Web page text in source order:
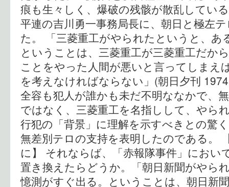
痕も生々しく、爆破の残骸が散乱してい
平連の吉川勇一事務局長に、朝日と極左
た。 「三菱重工がやられたというと、あ
ということは、三菱重工が三菱重工だか
ことをやった人間が悪いと言ってしまえ
を考えなければならない」(朝日夕刊
全容も犯人が誰かも未だ不明ななかで、
ではなく、三菱重工を名指しして、やら
行犯の「背景」に理解を示すべきとの驚
無差別テロの支持を表明したのである。
に】 それならば、「赤報隊事件」におい
置き換えたらどうか。「朝日新聞がやら
憶測がすぐ出る。ということは、朝日新